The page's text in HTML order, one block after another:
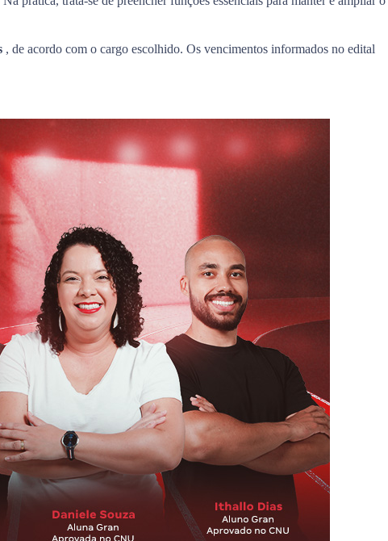
, de acordo com o cargo escolhido. Os vencimentos informados no edital